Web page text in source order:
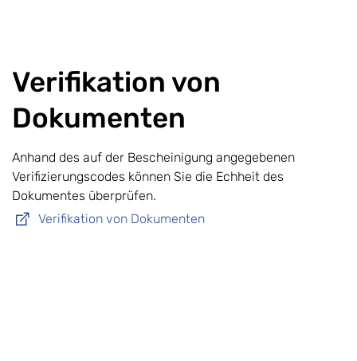
Verifikation von
Dokumenten
Anhand des auf der Bescheinigung angegebenen
Verifizierungscodes können Sie die Echheit des
Dokumentes überprüfen.
Verifikation von Dokumenten